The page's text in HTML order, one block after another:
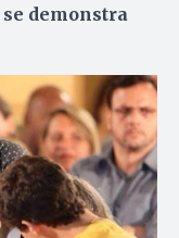
demonstra